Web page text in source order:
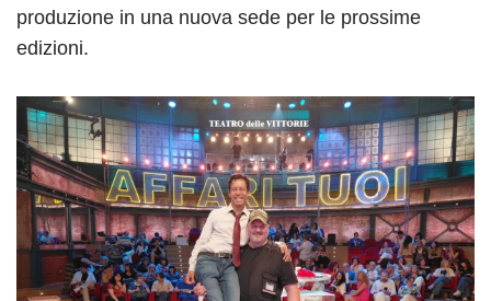
produzione in una nuova sede per le prossime
edizioni.